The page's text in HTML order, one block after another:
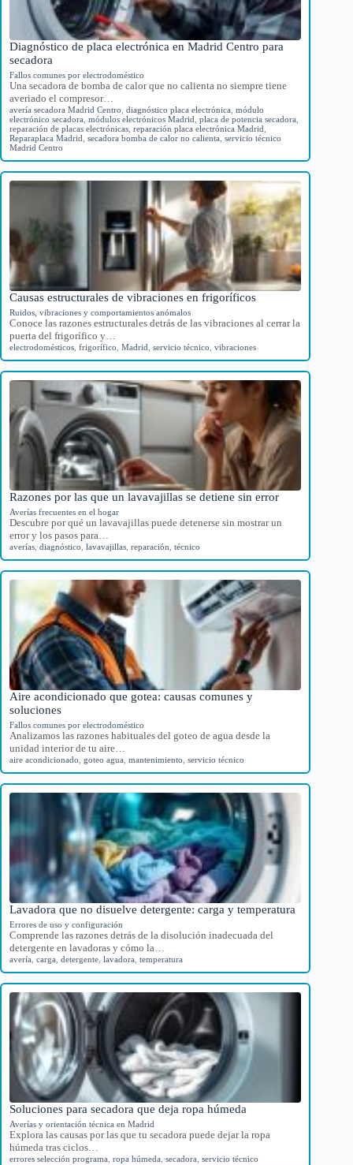
Diagnóstico de placa electrónica en Madrid Centro para
secadora
Fallos comunes por electrodoméstico
Una secadora de bomba de calor que no calienta no siempre tiene
averiado el compresor…
avería secadora Madrid Centro diagnóstico placa electrónica módulo
electrónico secadora módulos electrónicos Madrid placa de potencia secadora
reparación de placas electrónicas reparación placa electrónica Madrid
Reparaplaca Madrid
secadora bomba de calor no calienta servicio técnico
Madrid Centro
Causas estructurales de vibraciones en frigoríficos
Ruidos, vibraciones y comportamientos anómalos
Conoce las razones estructurales detrás de las vibraciones al cerrar la
puerta del frigorífico y…
electrodomésticos frigorífico Madrid servicio técnico vibraciones
Razones por las que un lavavajillas se detiene sin error
Averías frecuentes en el hogar
Descubre por qué un lavavajillas puede detenerse sin mostrar un
error y los pasos para…
averías diagnóstico lavavajillas reparación técnico
Aire acondicionado que gotea: causas comunes y
soluciones
Fallos comunes por electrodoméstico
Analizamos las razones habituales del goteo de agua desde la
unidad interior de tu aire…
aire acondicionado goteo agua mantenimiento servicio técnico
Lavadora que no disuelve detergente: carga y temperatura
Errores de uso y configuración
Comprende las razones detrás de la disolución inadecuada del
detergente en lavadoras y cómo la…
avería carga detergente lavadora temperatura
Soluciones para secadora que deja ropa húmeda
Averías y orientación técnica en Madrid
Explora las causas por las que tu secadora puede dejar la ropa
húmeda tras ciclos…
errores selección programa ropa húmeda secadora servicio técnico